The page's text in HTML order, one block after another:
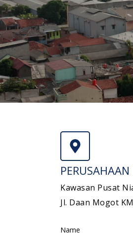
Kawasan Pusat
Jl. Daan Mogot
Name